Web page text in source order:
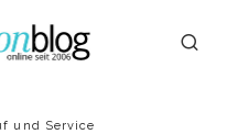
und Service